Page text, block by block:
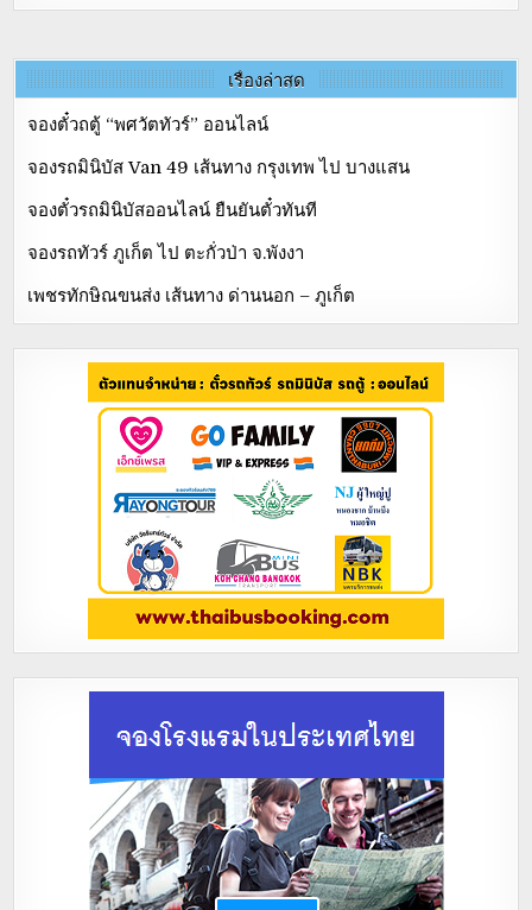
เรื่องล่าสุด
จองตั๋วถตู้ “พศวัตทัวร์” ออนไลน์
จองรถมินิบัส Van 49 เส้นทาง กรุงเทพ ไป บางแสน
จองตั๋วรถมินิบัสออนไลน์ ยืนยันตั๋วทันที
จองรถทัวร์ ภูเก็ต ไป ตะกั่วป่า จ.พังงา
เพชรทักษิณขนส่ง เส้นทาง ด่านนอก – ภูเก็ต